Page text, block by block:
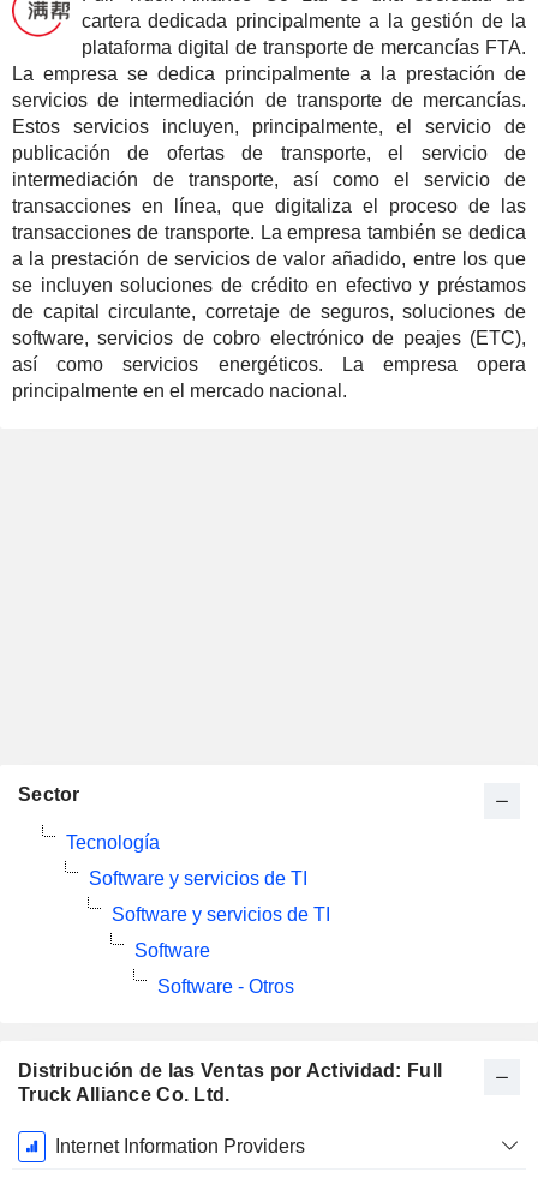
cartera dedicada principalmente a la gestión de la
plataforma digital de transporte de mercancías FTA.
La empresa se dedica principalmente a la prestación de
servicios de intermediación de transporte de mercancías.
Estos servicios incluyen, principalmente, el servicio de
publicación de ofertas de transporte, el servicio de
intermediación de transporte, así como el servicio de
transacciones en línea, que digitaliza el proceso de las
transacciones de transporte. La empresa también se dedica
a la prestación de servicios de valor añadido, entre los que
se incluyen soluciones de crédito en efectivo y préstamos
de capital circulante, corretaje de seguros, soluciones de
software, servicios de cobro electrónico de peajes (ETC),
así como servicios energéticos. La empresa opera
principalmente en el mercado nacional.
Distribución de las Ventas por Actividad: Full
Truck Alliance Co. Ltd.
Período
fiscal:
Internet Information Providers
Sector
Tecnología
Software y servicios de TI
Software y servicios de TI
Software
Software - Otros